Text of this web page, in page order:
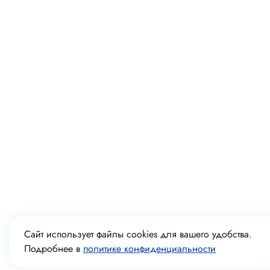
Сайт использует файлы cookies для вашего удобства.
Подробнее в политике конфиденциальности